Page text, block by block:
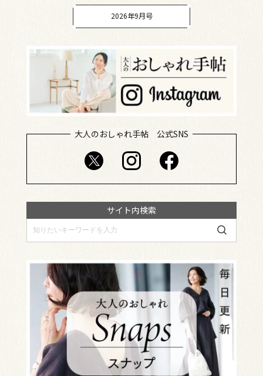
2026年9月号
大人のおしゃれ手帖 公式SNS
サイト内検索